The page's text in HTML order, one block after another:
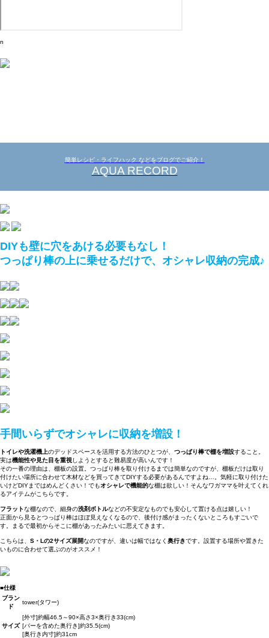
n
簡単レシピ・ライフハック などをブログでご紹介！
AQUA RECORD
DIYも壁に穴をあける必要もなし！
つっぱり棒の上に乗せるだけで、オシャレ収納の完成♪
手間いらずでオシャレに収納を増設！
トイレや洗濯機上のデッドスペースを活用する方法のひとつが、 つっぱり棒で棚を増設すること。
実は機能性や見た目を重視 しようとすると難易度が高いんです！
その一番の理由は、棚板の設置。つっぱり棒を取り付けるまでは簡単なのですが、棚板だけは取り
付けたい場所に合わせて木材などを買ってきてDIYする必要があるんですよね…。気軽に取り付けた
いけどDIYまではめんどくさい！でもオシャレで機能的な棚は欲しい！そんなワガママを叶えてくれ
るアイテムがこちらです。
フラットな棚なので、細身の洗剤ボトルなどの不安定なものでも安心して置ける点は嬉しい！
正面から見るとつっぱり棒はほぼ見えなくなるので、後付け感がまったくないところもすごいで
す。まるで最初からそこに棚があったみたいに思えてきます。
こちらは、 S・Lの2サイズ展開なのですが、違いは幅ではなく 奥行きです。設置する場所や置きた
いものに合わせて選ぶのがオススメ！
■仕様
ブラン
ド
tower(タワー)
サイズ
[外寸]約幅46.5～90×高さ3×奥行き33(cm)
[バーを含めた奥行き]約35.5(cm)
[奥行き内寸]約31cm